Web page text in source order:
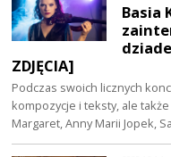
Basia
ZDJĘCIA]
Podczas swoich licznych
kompozycje i teksty, ale
Margaret, Anny Marii Jopek,